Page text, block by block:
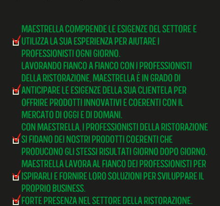
MAESTRELLA COMPRENDE LE ESIGENZE DEL SETTORE E
UTILIZZA LA SUA ESPERIENZA PER AIUTARE I
PROFESSIONISTI OGNI GIORNO.
LAVORANDO FIANCO A FIANCO CON I PROFESSIONISTI
DELLA RISTORAZIONE, MAESTRELLA È IN GRADO DI
ANTICIPARE LE ESIGENZE DELLA SUA CLIENTELA PER
OFFRIRE PRODOTTI INNOVATIVI E COERENTI CON IL
MERCATO DI OGGI E DI DOMANI.
CON MAESTRELLA, I PROFESSIONISTI DELLA RISTORAZIONE
SI FIDANO DEI NOSTRI PRODOTTI COERENTI CHE
PRODUCONO GLI STESSI RISULTATI GIORNO DOPO GIORNO.
MAESTRELLA LAVORA AL FIANCO DEI PROFESSIONISTI PER
ISPIRARLI E FORNIRE LORO SOLUZIONI PER SVILUPPARE IL
PROPRIO BUSINESS.
FORTE PRESENZA NEL SETTORE DELLA RISTORAZIONE.